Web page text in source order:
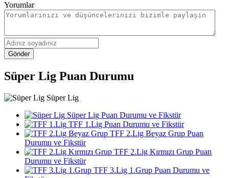
Yorumlar
Gönder
Süper Lig Puan Durumu
Süper Lig
Süper Lig Puan Durumu ve Fikstür
TFF 1.Lig Puan Durumu ve Fikstür
TFF 2.Lig Beyaz Grup Puan
Durumu ve Fikstür
TFF 2.Lig Kırmızı Grup Puan
Durumu ve Fikstür
TFF 3.Lig 1.Grup Puan Durumu ve